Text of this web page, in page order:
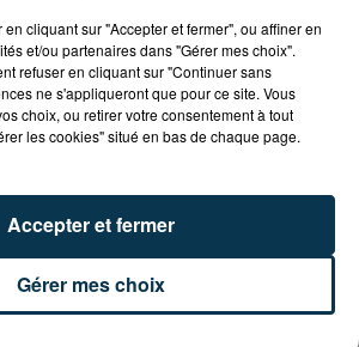
cliquant sur "Accepter et fermer", ou affiner en
et/ou partenaires dans "Gérer mes choix".
refuser en cliquant sur "Continuer sans
ne s'appliqueront que pour ce site. Vous
choix, ou retirer votre consentement à tout
les cookies" situé en bas de chaque page.
Gérer mes choix
Accepter et fermer